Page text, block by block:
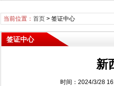
当前位置： 首页> 签证中心
签证中心
新
时间：2024/3/28